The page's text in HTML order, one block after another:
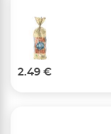
2.49 €